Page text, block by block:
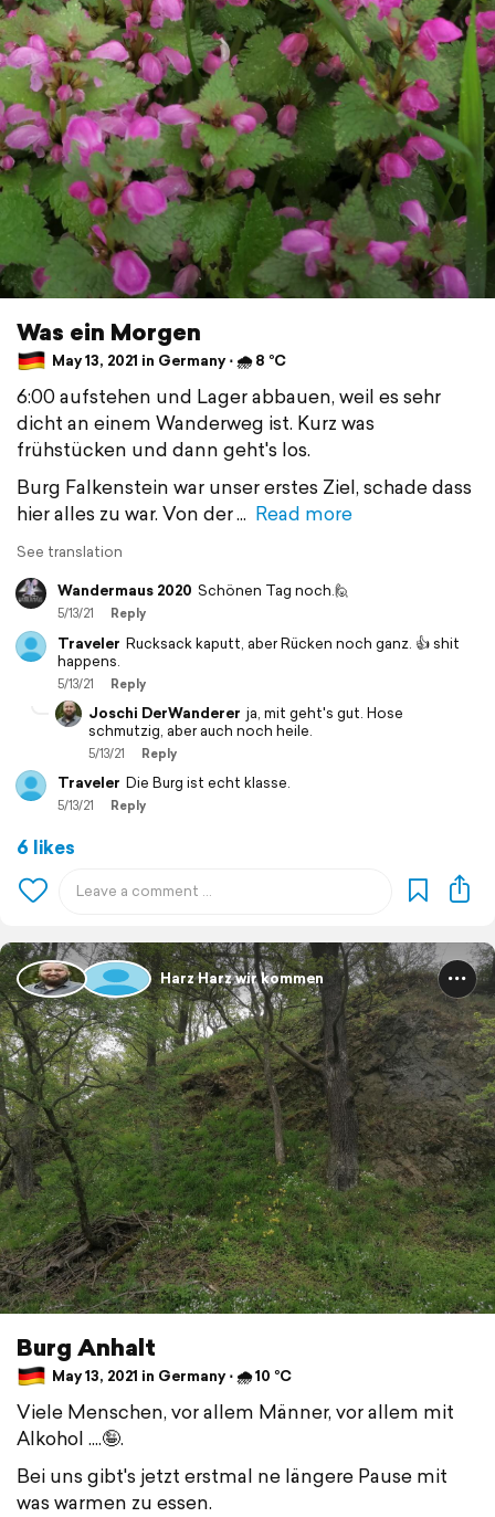
Was ein Morgen
May 13, 2021 in Germany ⋅ 🌧 8 °C
6:00 aufstehen und Lager abbauen, weil es sehr
dicht an einem Wanderweg ist. Kurz was
frühstücken und dann geht's los.
Burg Falkenstein war unser erstes Ziel, schade dass
hier alles zu war. Von der
Read more
See translation
Wandermaus 2020 Schönen Tag noch.🙋
5/13/21 Reply
Traveler Rucksack kaputt, aber Rücken noch ganz. 👍 shit
happens.
5/13/21 Reply
Joschi DerWanderer ja, mit geht's gut. Hose
schmutzig, aber auch noch heile.
5/13/21 Reply
Traveler Die Burg ist echt klasse.
5/13/21 Reply
6 likes
Harz Harz wir kommen
Burg Anhalt
May 13, 2021 in Germany ⋅ 🌧 10 °C
Viele Menschen, vor allem Männer, vor allem mit
Alkohol ....🤪.
Bei uns gibt's jetzt erstmal ne längere Pause mit
was warmen zu essen.